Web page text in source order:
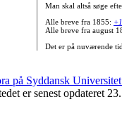
Man skal altså søge
Alle breve fra 1855:
Alle breve fra august
Det er på nuværende
er senest opdateret